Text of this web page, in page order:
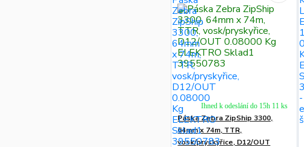
Páska Zebra ZipShip 3300,
64mm x 74m, TTR,
vosk/pryskyřice, D12/OUT
Ihned k odeslání do 15h 11 ks